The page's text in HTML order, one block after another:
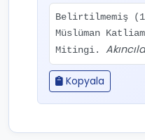
Belirtilmemiş
Müslüman
Mitingi.
Kopyala